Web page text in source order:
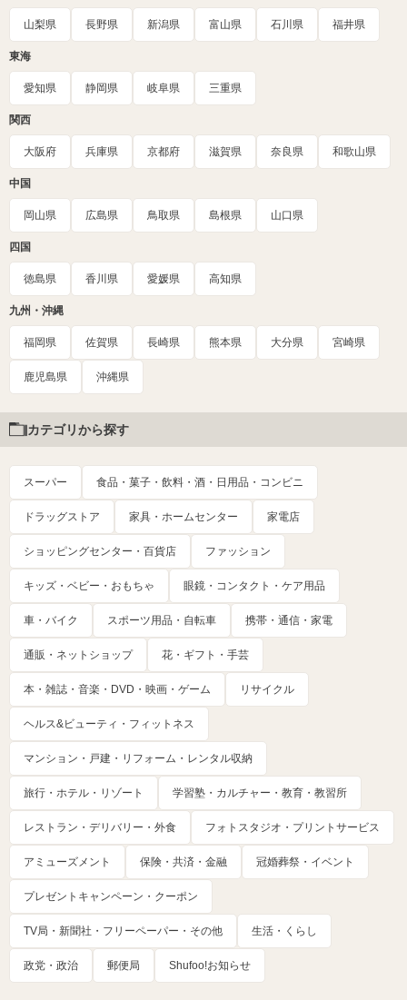
山梨県 長野県 新潟県 富山県 石川県 福井県
東海
愛知県 静岡県 岐阜県 三重県
関西
大阪府 兵庫県 京都府 滋賀県 奈良県 和歌山県
中国
岡山県 広島県 鳥取県 島根県 山口県
四国
徳島県 香川県 愛媛県 高知県
九州・沖縄
福岡県 佐賀県 長崎県 熊本県 大分県 宮崎県
鹿児島県 沖縄県
カテゴリから探す
スーパー 食品・菓子・飲料・酒・日用品・コンビニ
ドラッグストア 家具・ホームセンター 家電店
ショッピングセンター・百貨店 ファッション
キッズ・ベビー・おもちゃ 眼鏡・コンタクト・ケア用品
車・バイク スポーツ用品・自転車 携帯・通信・家電
通販・ネットショップ 花・ギフト・手芸
本・雑誌・音楽・DVD・映画・ゲーム リサイクル
ヘルス&ビューティ・フィットネス
マンション・戸建・リフォーム・レンタル収納
旅行・ホテル・リゾート 学習塾・カルチャー・教育・教習所
レストラン・デリバリー・外食 フォトスタジオ・プリントサービス
アミューズメント 保険・共済・金融 冠婚葬祭・イベント
プレゼントキャンペーン・クーポン
TV局・新聞社・フリーペーパー・その他 生活・くらし
政党・政治 郵便局 Shufoo!お知らせ